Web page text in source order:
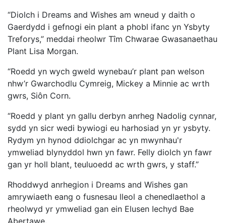
“Diolch i Dreams and Wishes am wneud y daith o
Gaerdydd i gefnogi ein plant a phobl ifanc yn Ysbyty
Treforys,” meddai rheolwr Tîm Chwarae Gwasanaethau
Plant Lisa Morgan.
“Roedd yn wych gweld wynebau’r plant pan welson
nhw’r Gwarchodlu Cymreig, Mickey a Minnie ac wrth
gwrs, Siôn Corn.
“Roedd y plant yn gallu derbyn anrheg Nadolig cynnar,
sydd yn sicr wedi bywiogi eu harhosiad yn yr ysbyty.
Rydym yn hynod ddiolchgar ac yn mwynhau'r
ymweliad blynyddol hwn yn fawr. Felly diolch yn fawr
gan yr holl blant, teuluoedd ac wrth gwrs, y staff.”
Rhoddwyd anrhegion i Dreams and Wishes gan
amrywiaeth eang o fusnesau lleol a chenedlaethol a
rheolwyd yr ymweliad gan ein Elusen Iechyd Bae
Abertawe.